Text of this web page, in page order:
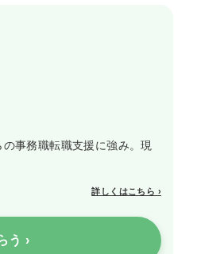
事務職転職支援に強み。現
詳しくはこちら ›
う ›